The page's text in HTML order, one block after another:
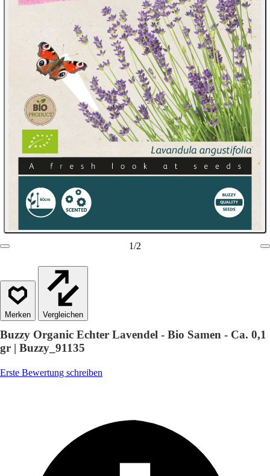
1/2
Vergleichen
Buzzy Organic Echter Lavendel - Bio Samen - Ca. 0,1
gr | Buzzy_91135
Erste Bewertung schreiben